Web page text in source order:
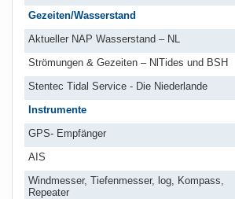
Gezeiten/Wasserstand
Aktueller NAP Wasserstand – NL
Strömungen & Gezeiten – NlTides und BSH
Stentec Tidal Service - Die Niederlande
Instrumente
GPS- Empfänger
AIS
Windmesser, Tiefenmesser, log, Kompass,
Repeater